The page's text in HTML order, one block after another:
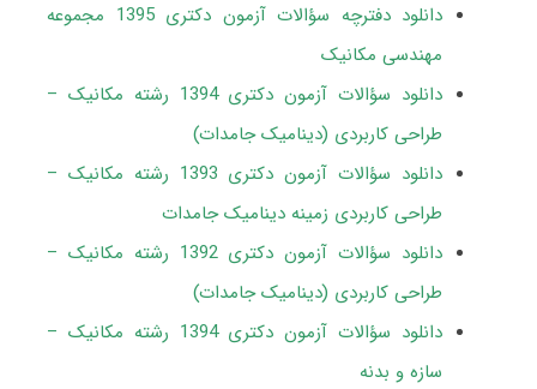
دانلود دفترچه سؤالات آزمون دکتری 1395 مجموعه
مهندسی مکانیک
دانلود سؤالات آزمون دکتری 1394 رشته مکانیک –
طراحی کاربردی (دینامیک جامدات)
دانلود سؤالات آزمون دکتری 1393 رشته مکانیک –
طراحی کاربردی زمینه دینامیک جامدات
دانلود سؤالات آزمون دکتری 1392 رشته مکانیک –
طراحی کاربردی (دینامیک جامدات)
دانلود سؤالات آزمون دکتری 1394 رشته مکانیک –
سازه و بدنه